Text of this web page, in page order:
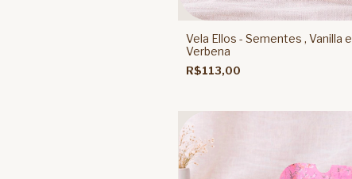
Vela Ellos - Sementes , Vanilla e
Verbena
R$113,00